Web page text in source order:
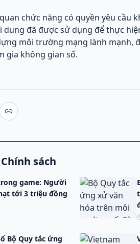
chức năng có quyền yêu cầu
đã được sử dụng để thực
môi trường mạng lành mạnh,
gia không gian số.
sách
game: Người
tới 3 triệu đồng
Bộ Quy tắc ứng